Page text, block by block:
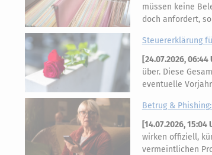
müssen keine
doch anfordert,
Steuererklärung
[24.07.2026, 06:44
über. Diese
eventuelle
Betrug &
[14.07.2026, 15:04
wirken offiziell,
vermeintlichen